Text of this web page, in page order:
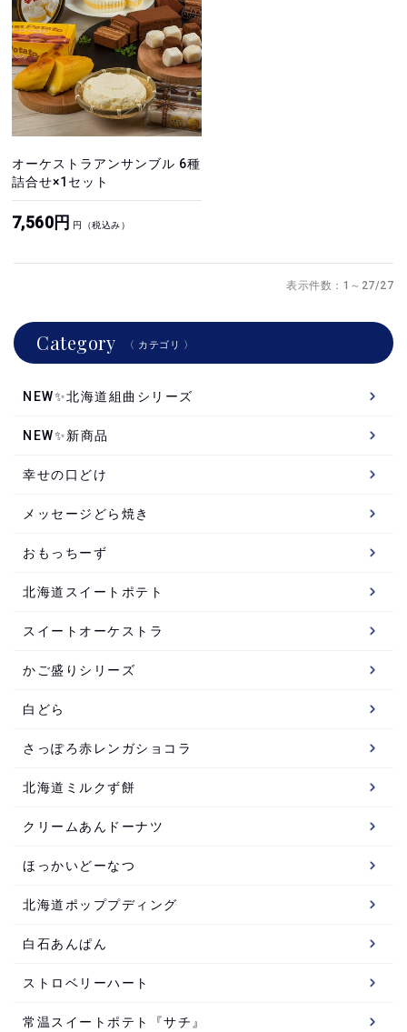
オーケストラアンサンブル 6種
詰合せ×1セット
7,560円 円（税込み）
表示件数：1～27/27
Category 〈 カテゴリ 〉
NEW✨北海道組曲シリーズ
NEW✨新商品
幸せの口どけ
メッセージどら焼き
おもっちーず
北海道スイートポテト
スイートオーケストラ
かご盛りシリーズ
白どら
さっぽろ赤レンガショコラ
北海道ミルクず餅
クリームあんドーナツ
ほっかいどーなつ
北海道ポッププディング
白石あんぱん
ストロベリーハート
常温スイートポテト『サチ』